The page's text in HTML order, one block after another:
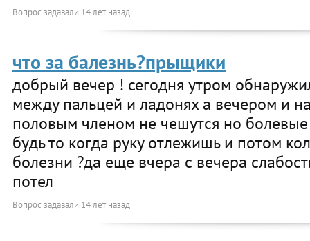
Вопрос задавали 14 лет назад
что за балезнь?прыщики
добрый вечер ! сегодня утром
между пальцей и ладонях а вечером и
половым членом не чешутся но
будь то когда руку отлежишь и потом
болезни ?да еще вчера с вечера
потел
Вопрос задавали 14 лет назад